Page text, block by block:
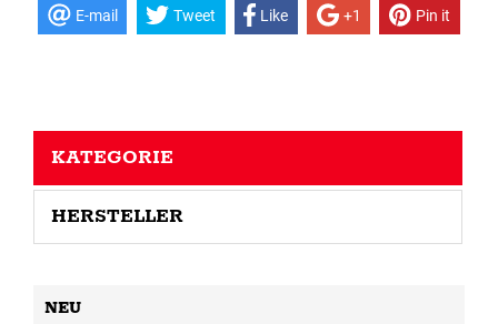
E-mail Tweet Like +1 Pin it
KATEGORIE
HERSTELLER
NEU